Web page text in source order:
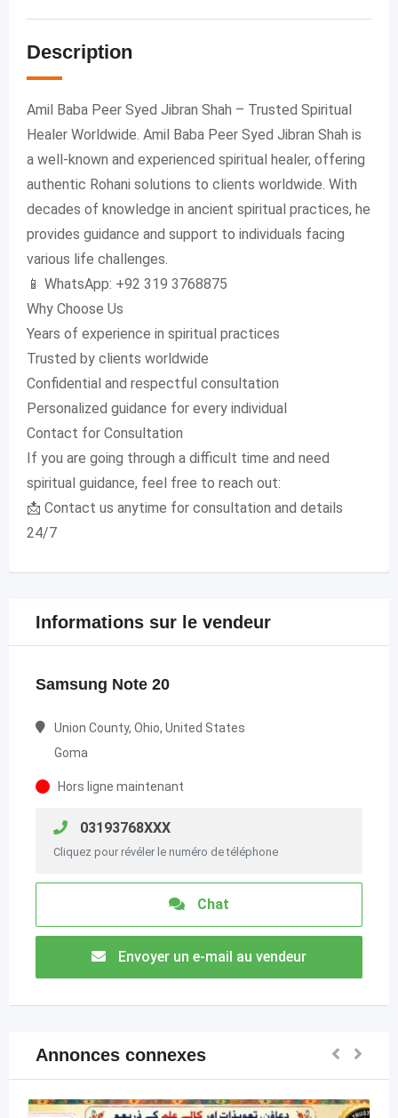
Description
Amil Baba Peer Syed Jibran Shah – Trusted Spiritual
Healer Worldwide. Amil Baba Peer Syed Jibran Shah is
a well-known and experienced spiritual healer, offering
authentic Rohani solutions to clients worldwide. With
decades of knowledge in ancient spiritual practices, he
provides guidance and support to individuals facing
various life challenges.
📱 WhatsApp: +92 319 3768875
Why Choose Us
Years of experience in spiritual practices
Trusted by clients worldwide
Confidential and respectful consultation
Personalized guidance for every individual
Contact for Consultation
If you are going through a difficult time and need
spiritual guidance, feel free to reach out:
📩 Contact us anytime for consultation and details
24/7
Informations sur le vendeur
Samsung Note 20
Union County, Ohio, United States
Goma
Hors ligne maintenant
03193768XXX
Cliquez pour révéler le numéro de téléphone
Chat
Envoyer un e-mail au vendeur
Annonces connexes